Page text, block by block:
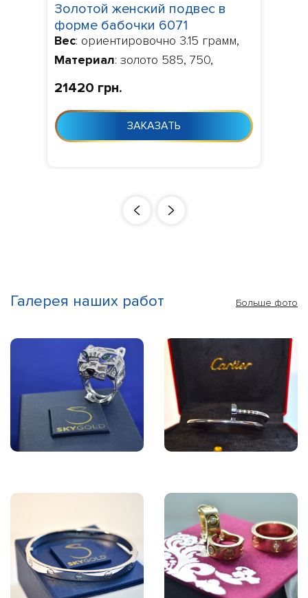
Золотой женский подвес в
форме бабочки 6071
Вес: ориентировочно 3.15 грамм,
Материал: золото 585, 750,
Изготовление
24 дня с момента заказа
21420 грн.
ЗАКАЗАТЬ
Галерея наших работ Больше фото